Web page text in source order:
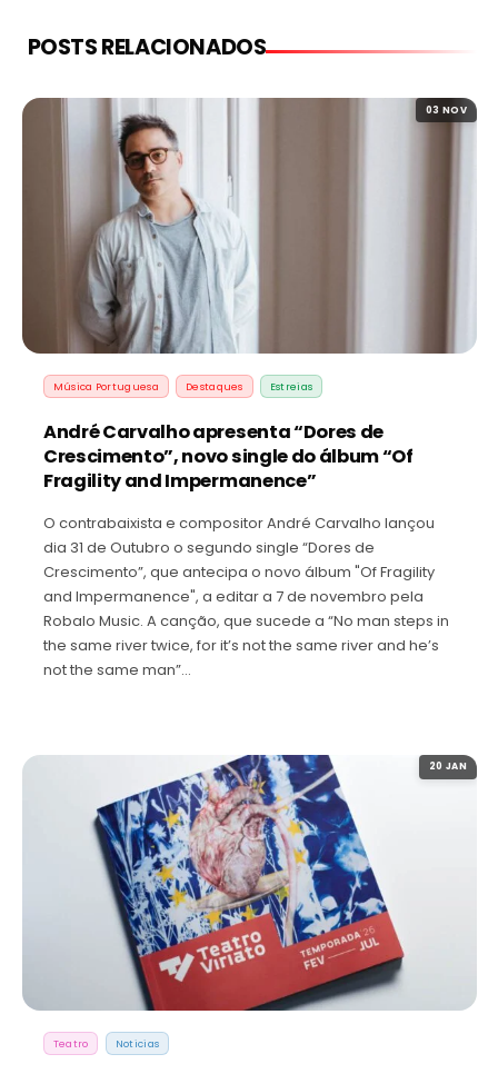
POSTS RELACIONADOS
03 NOV
Música Portuguesa Destaques Estreias
André Carvalho apresenta “Dores de
Crescimento”, novo single do álbum “Of
Fragility and Impermanence”
O contrabaixista e compositor André Carvalho lançou
dia 31 de Outubro o segundo single “Dores de
Crescimento”, que antecipa o novo álbum "Of Fragility
and Impermanence", a editar a 7 de novembro pela
Robalo Music. A canção, que sucede a “No man steps in
the same river twice, for it’s not the same river and he’s
not the same man”…
20 JAN
Teatro Noticias